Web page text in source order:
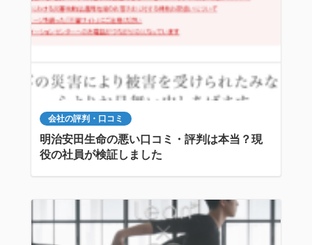
会社の評判・口コミ
明治安田生命の悪い口コミ・評判は本当？現
役の社員が検証しました